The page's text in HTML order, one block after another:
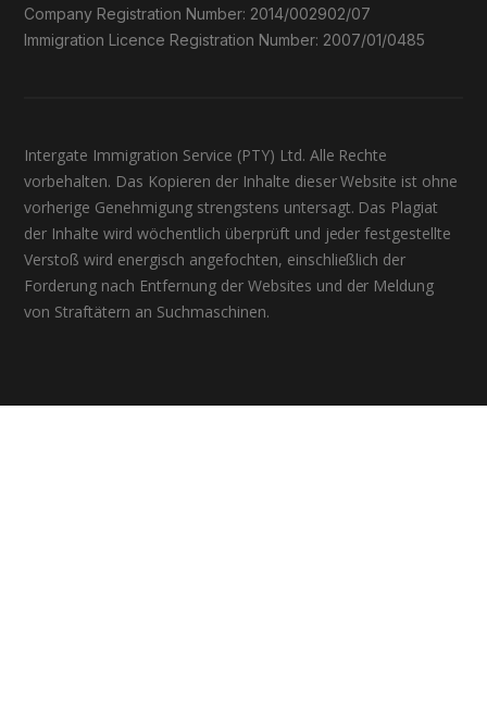
Company Registration Number: 2014/002902/07
Immigration Licence Registration Number: 2007/01/0485
Intergate Immigration Service (PTY) Ltd. Alle Rechte
vorbehalten. Das Kopieren der Inhalte dieser Website ist ohne
vorherige Genehmigung strengstens untersagt. Das Plagiat
der Inhalte wird wöchentlich überprüft und jeder festgestellte
Verstoß wird energisch angefochten, einschließlich der
Forderung nach Entfernung der Websites und der Meldung
von Straftätern an Suchmaschinen.